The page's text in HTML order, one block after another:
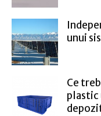
unui
Ce
plastic